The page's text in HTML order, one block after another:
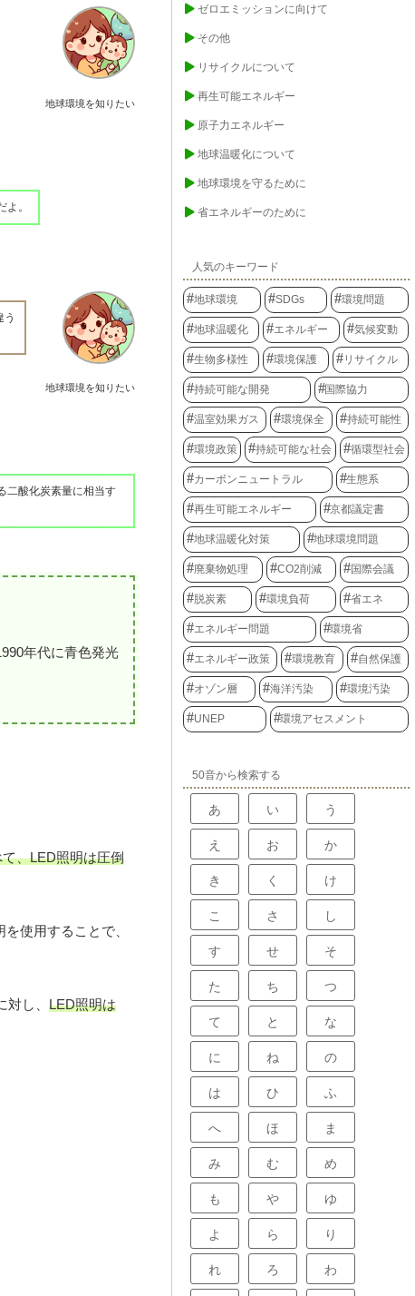
地球環境を知りたい
。
地球環境を知りたい
う
二酸化炭素量に相当す
年代に青色発光
、LED照明は圧倒
使用することで、
し、 LED照明は
ゼロエミッションに向けて
その他
リサイクルについて
再生可能エネルギー
原子力エネルギー
地球温暖化について
地球環境を守るために
省エネルギーのために
人気のキーワード
地球環境 SDGs 環境問題
地球温暖化 エネルギー 気候変動
生物多様性 環境保護 リサイクル
持続可能な開発 国際協力
温室効果ガス 環境保全 持続可能性
環境政策 持続可能な社会 循環型社会
カーボンニュートラル 生態系
再生可能エネルギー 京都議定書
地球温暖化対策 地球環境問題
廃棄物処理 CO2削減 国際会議
脱炭素 環境負荷 省エネ
エネルギー問題 環境省
エネルギー政策 環境教育 自然保護
オゾン層 海洋汚染 環境汚染
UNEP 環境アセスメント
50音から検索する
あ い う
え お か
き く け
こ さ し
す せ そ
た ち つ
て と な
に ね の
は ひ ふ
へ ほ ま
み む め
も や ゆ
よ ら り
れ ろ わ